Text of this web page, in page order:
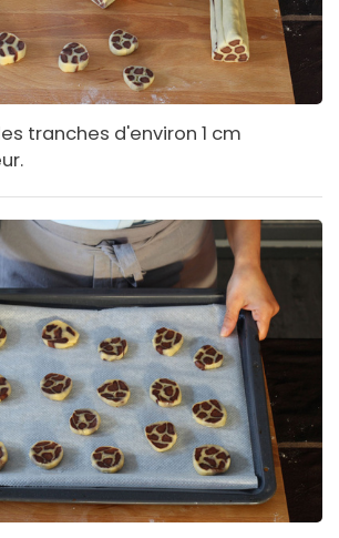
tranches d'environ 1 cm